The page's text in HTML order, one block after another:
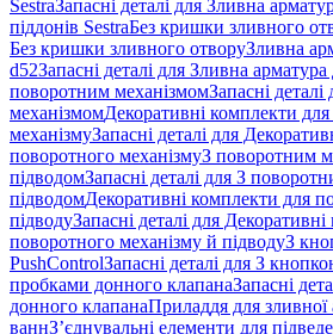
SestraЗапасні деталі для Зливна
піддонів SestraБез кришки зливного
Без кришки зливного отворуЗливна
d52Запасні деталі для Зливна
поворотним механізмомЗапасні
механізмомДекоративні комплекти
механізмуЗапасні деталі для
поворотного механізмуЗ поворотним
підводомЗапасні деталі для З
підводомДекоративні комплекти для
підводуЗапасні деталі для
поворотного механізму й підводуЗ
PushControlЗапасні деталі для З
пробками донного клапанаЗапасні
донного клапанаПриладдя для зливної
ваннЗ’єднувальні елементи для